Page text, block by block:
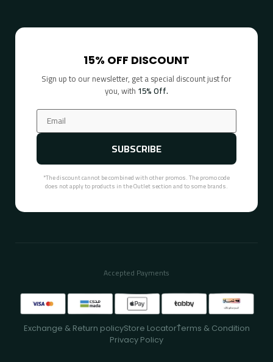
15% OFF DISCOUNT
Sign up to our newsletter, get a special discount just for
you, with 15% Off.
SUBSCRIBE
*The discount cannot be combined with other promos. The promo code
does not apply to products in the Outlet section and to some brands.
Accepted Payments
Exchange & Return policyStore LocatorُTerms & Condition
Privacy Policy